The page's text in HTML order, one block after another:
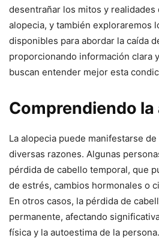
desentrañar los mitos y realidades
alopecia, y también exploraremos
disponibles para abordar la caída
proporcionando información clara
buscan entender mejor esta
Comprendiendo la
La alopecia puede manifestarse
diversas razones. Algunas
pérdida de cabello temporal, que
de estrés, cambios hormonales o
En otros casos, la pérdida de
permanente, afectando
física y la autoestima de la